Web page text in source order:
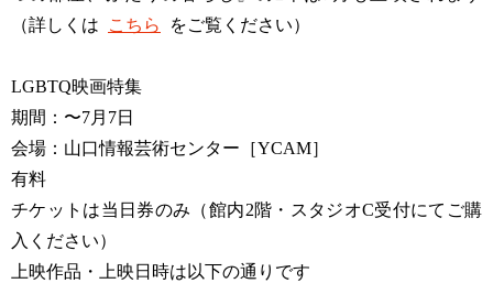
（詳しくは
こちら をご覧ください）
LGBTQ映画特集
期間：〜7月7日
会場：山口情報芸術センター［YCAM］
有料
チケットは当日券のみ（館内2階・スタジオC受付にてご購
入ください）
上映作品・上映日時は以下の通りです